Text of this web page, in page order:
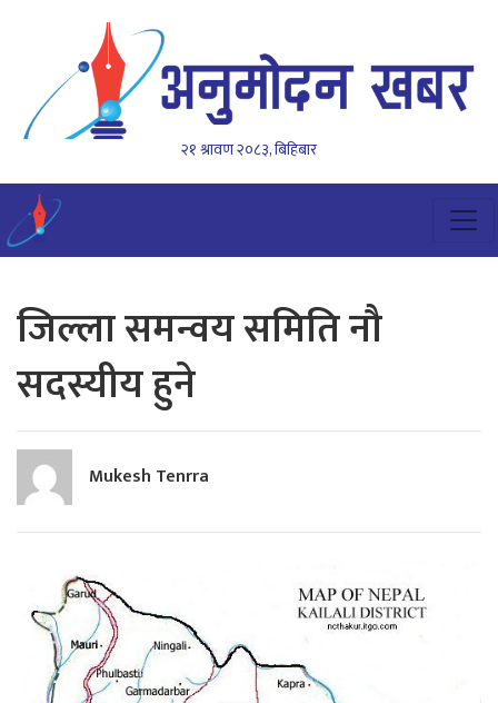
२१ श्रावण २०८३, बिहिबार
जिल्ला समन्वय समिति नौ
सदस्यीय हुने
Mukesh Tenrra